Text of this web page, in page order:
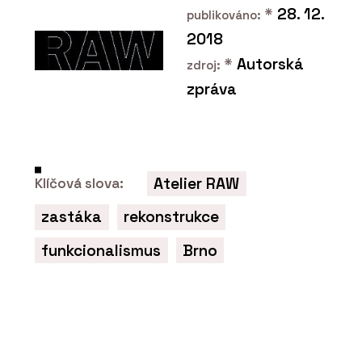
soutěži Gypsum Trophy
publikováno: * 28. 12.
2018
zdroj: * Autorská
zpráva
Klíčová slova:
Atelier RAW
zastáka
rekonstrukce
funkcionalismus
Brno